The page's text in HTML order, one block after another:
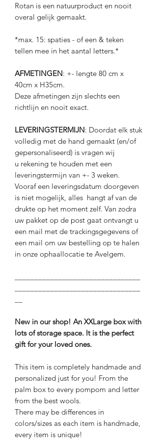
Rotan is een natuurproduct en nooit
overal gelijk gemaakt.
*max. 15: spaties - of een & teken
tellen mee in het aantal letters.*
AFMETINGEN: +- lengte 80 cm x
40cm x H35cm.
Deze afmetingen zijn slechts een
richtlijn en nooit exact.
LEVERINGSTERMIJN: Doordat elk stuk
volledig met de hand gemaakt (en/of
gepersonaliseerd) is vragen wij
u rekening te houden met een
leveringstermijn van +- 3 weken.
Vooraf een leveringsdatum doorgeven
is niet mogelijk, alles hangt af van de
drukte op het moment zelf. Van zodra
uw pakket op de post gaat ontvangt u
een mail met de trackingsgegevens of
een mail om uw bestelling op te halen
in onze ophaallocatie te Avelgem.
New in our shop! An XXLarge box with
lots of storage space. It is the perfect
gift for your loved ones.
This item is completely handmade and
personalized just for you! From the
palm box to every pompom and letter
from the best wools.
There may be differences in
colors/sizes as each item is handmade,
every item is unique!